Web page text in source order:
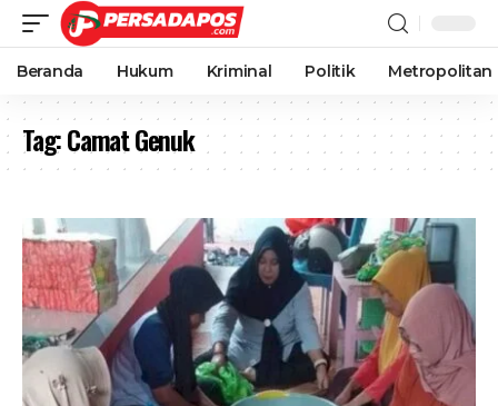
Beranda Hukum Kriminal Politik Metropolitan
Tag:Camat Genuk